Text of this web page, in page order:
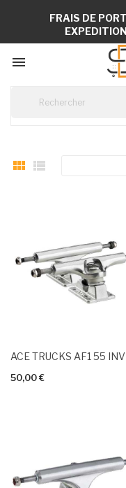
FRAIS DE

 
50,00 €